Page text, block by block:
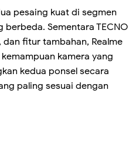
pesaing kuat di segmen
Sementara TECNO
fitur tambahan, Realme
kamera yang
kedua ponsel secara
paling sesuai dengan